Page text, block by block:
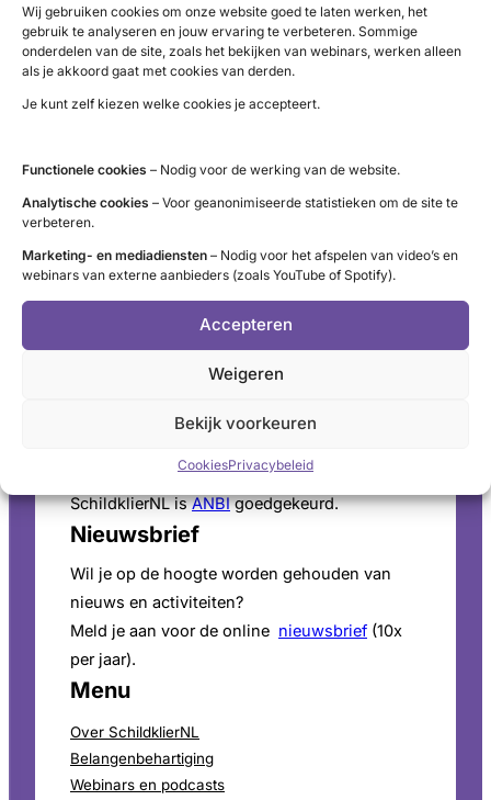
Wij gebruiken cookies om onze website goed te laten werken, het
gebruik te analyseren en jouw ervaring te verbeteren. Sommige
onderdelen van de site, zoals het bekijken van webinars, werken alleen
als je akkoord gaat met cookies van derden.
Je kunt zelf kiezen welke cookies je accepteert.
Functionele cookies – Nodig voor de werking van de website.
Analytische cookies – Voor geanonimiseerde statistieken om de site te
verbeteren.
Marketing- en mediadiensten – Nodig voor het afspelen van video’s en
webinars van externe aanbieders (zoals YouTube of Spotify).
Accepteren
Weigeren
Bekijk voorkeuren
CookiesPrivacybeleid
Contact
tel. 085 – 489 12 36
info@schildklier.nl
Postbus 60, 3940 AB Doorn
Schildkliertelefoon
Voor een luisterend oor, informatie en
vragen. Ga naar deopeningstijden
perspagina.
SchildklierNL isANBIgoedgekeurd.
Nieuwsbrief
Wil je op de hoogte worden gehouden van
nieuws en activiteiten?
Meld je aan voor de online nieuwsbrief (10x
per jaar).
Menu
Over SchildklierNL
Belangenbehartiging
Webinars en podcasts